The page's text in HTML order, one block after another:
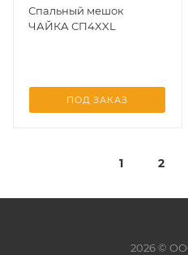
Спальный мешок
ЧАЙКА СП4XXL
ПОД ЗАКАЗ
1 2
2026 ©